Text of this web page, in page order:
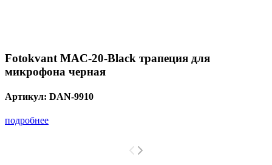
Fotokvant MAC-20-Black трапеция для
микрофона черная
Артикул: DAN-9910
подробнее